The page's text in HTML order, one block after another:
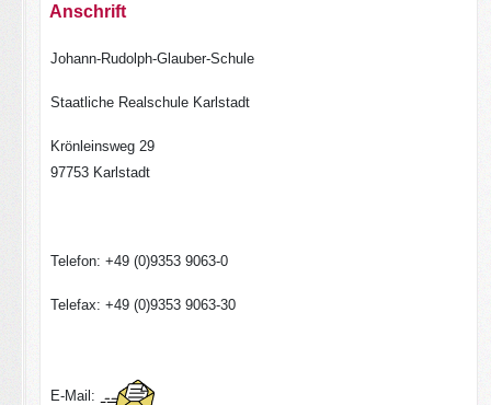
Anschrift
Johann-Rudolph-Glauber-Schule
Staatliche Realschule Karlstadt
Krönleinsweg 29
97753 Karlstadt
Telefon: +49 (0)9353 9063-0
Telefax: +49 (0)9353 9063-30
E-Mail: